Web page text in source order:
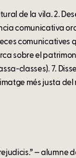
de la vila. 2.
comunicativa
comunicatives
sobre el
classes). 7.
més justa del
— alumne de